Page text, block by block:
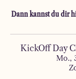
Dann kannst du dir
KickOff Day
Mo.,